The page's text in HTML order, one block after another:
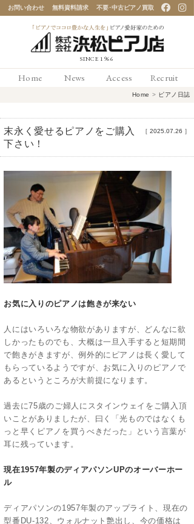
「ピアノでココロ豊かな
人生を」ピアノ愛好家の
ための 浜松ピアノ店
お問い合わせ 無料資料請求 不要･中古ピアノ買取
Home News Access Recruit
Home > ピアノ日誌
［ 2025.07.26 ］
末永く愛せるピアノをご購入
下さい！
お気に入りのピアノは飽きが来ない
人にはいろいろな物欲がありますが、どんなに欲
しかったものでも、大概は一旦入手すると短期間
で飽きがきますが、例外的にピアノは長く愛して
もらっているようですが、お気に入りのピアノで
あるというところが大前提になります。
過去に75歳のご婦人にスタインウェイをご購入頂
いことがありましたが、曰く「光ものではなくも
っと早くピアノを買うべきだった」という言葉が
耳に残っています。
現在1957年製のディアパソンUPのオーバーホー
ル
ディアパソンの1957年製のアップライト、現在の
型番DU-132、ウォルナット艶出し、今の価格は